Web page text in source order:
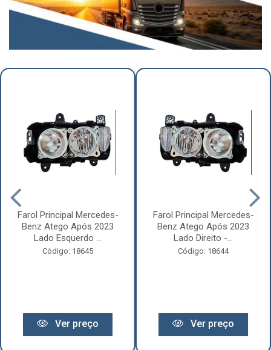
Farol Principal Mercedes-
Benz Atego Após 2023
Lado Esquerdo ...
Código: 18645
Ver preço
Farol Principal Mercedes-
Benz Atego Após 2023
Lado Direito -...
Código: 18644
Ver preço